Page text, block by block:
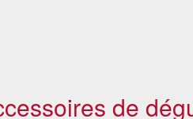
de